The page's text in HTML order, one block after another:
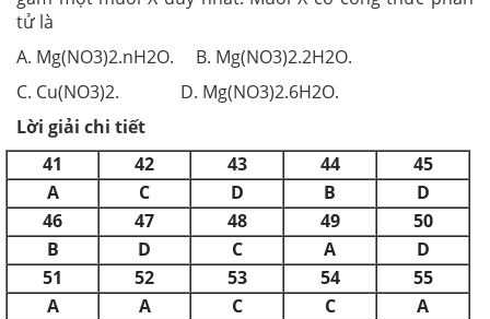
tử là
A. Mg(NO3)2.nH2O. B. Mg(NO3)2.2H2O.
C. Cu(NO3)2. D. Mg(NO3)2.6H2O.
Lời giải chi tiết
41
42 43 44
45
A
C D B
D
46
47 48 49
50
B
D C A
D
51
52 53 54
55
A
A C C
A